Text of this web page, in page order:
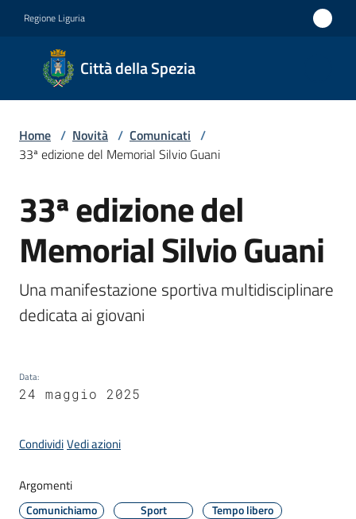
Regione Liguria
Città della Spezia
Città
della
Medaglia
Merito
Civile
Medaglia
d'argento
al Valor
Militare
Novità
Servizi
Home / Novità / Comunicati /
33ª edizione del Memorial Silvio Guani
Salta al contenuto
33ª edizione del
Memorial Silvio Guani
Una manifestazione sportiva multidisciplinare
dedicata ai giovani
Data:
24 maggio 2025
CondividiVedi azioni
Argomenti
Comunichiamo Sport Tempo libero